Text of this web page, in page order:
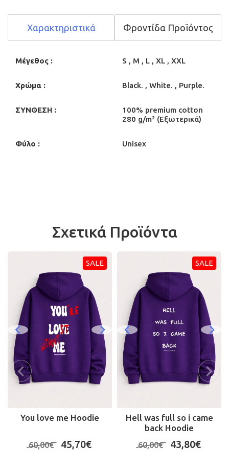
Χαρακτηριστικά Φροντίδα Προϊόντος
Μέγεθος : S , M , L , XL , XXL
Χρώμα : Black. , White. , Purple.
ΣΥΝΘΕΣΗ :
100% premium cotton
280 g/m² (Εξωτερικά)
Φύλο : Unisex
Σχετικά Προϊόντα
SALE
You love me Hoodie
60,00€ 45,70€
SALE
Hell was full so i came
back Hoodie
60,00€ 43,80€